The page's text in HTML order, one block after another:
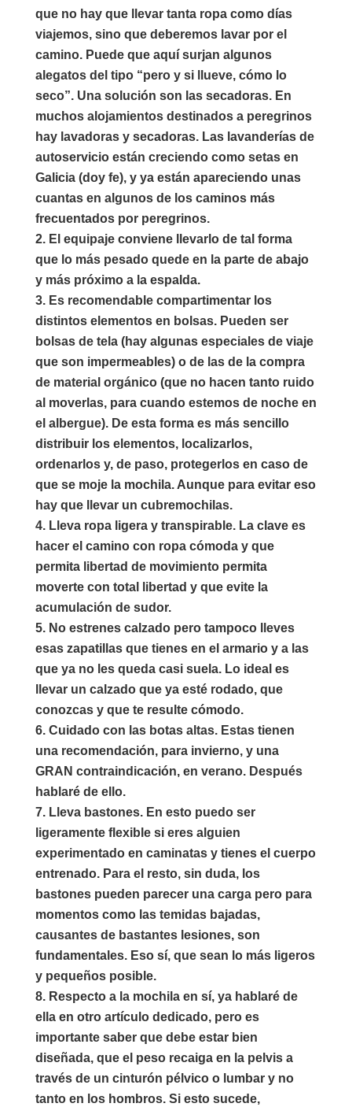
que no hay que llevar tanta ropa como días
viajemos, sino que deberemos lavar por el
camino. Puede que aquí surjan algunos
alegatos del tipo “pero y si llueve, cómo lo
seco”. Una solución son las secadoras. En
muchos alojamientos destinados a peregrinos
hay lavadoras y secadoras. Las lavanderías de
autoservicio están creciendo como setas en
Galicia (doy fe), y ya están apareciendo unas
cuantas en algunos de los caminos más
frecuentados por peregrinos.
El equipaje conviene llevarlo de tal forma
que lo más pesado quede en la parte de abajo
y más próximo a la espalda.
Es recomendable compartimentarlos
distintos elementos en bolsas. Pueden ser
bolsas de tela (hay algunas especiales de viaje
que son impermeables) o de las de la compra
de material orgánico (que no hacen tanto ruido
al moverlas, para cuando estemos de noche en
el albergue). De esta forma es más sencillo
distribuir los elementos, localizarlos,
ordenarlos y, de paso, protegerlos en caso de
que se moje la mochila. Aunque para evitar eso
hay que llevar un cubremochilas.
Llevaropa ligera y transpirable.La clave es
hacer el camino con ropa cómoda y que
permita libertad de movimiento permita
moverte con total libertad y que evite la
acumulación de sudor.
No estrenes calzado pero tampocolleves
esas zapatillas que tienes en el armario y a las
que ya no les queda casi suela. Lo ideal es
llevar un calzado que ya esté rodado, que
conozcas y que te resulte cómodo.
Cuidado con las botas altas. Estas tienen
una recomendación, para invierno, y una
GRAN contraindicación, en verano. Después
hablaré de ello.
Lleva bastones. En esto puedo ser
ligeramente flexible si eres alguien
experimentado en caminatas y tienes el cuerpo
entrenado. Para el resto, sin duda, los
bastones pueden parecer una carga pero para
momentos como las temidas bajadas,
causantes de bastantes lesiones, son
fundamentales. Eso sí, que sean lo más ligeros
y pequeños posible.
Respecto ala mochila en sí, ya hablaré de
ella en otro artículo dedicado, pero es
importante saber que debe estar bien
diseñada, que el peso recaiga en la pelvis a
través de un cinturón pélvico o lumbar y no
tanto en los hombros. Si esto sucede,